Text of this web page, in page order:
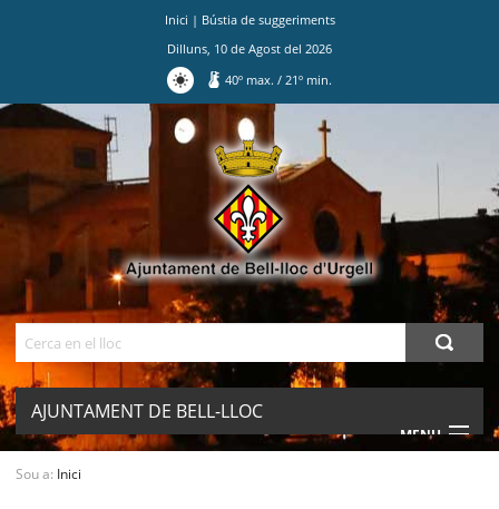
Inici | Bústia de suggeriments
Dilluns 10 de Agost del 2026
40º max./ 21º min.
AJUNTAMENT DE BELL-LLOC
D'URGELL
MENU
Sou a: Inici